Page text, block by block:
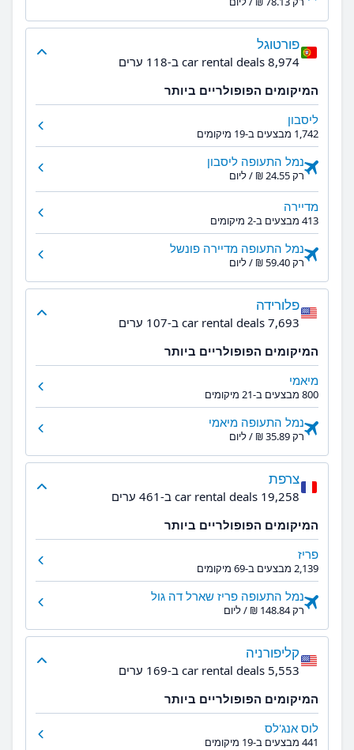
פורטוגל
8,974 car rental deals ב-118 ערים
המיקומים הפופולריים ביותר
ליסבון
1,742 מבצעים ב-19 מיקומים
נמל התעופה ליסבון
רק ‏24.55 ‏₪ / ליום
מדיירה
413 מבצעים ב-2 מיקומים
נמל התעופה מדיירה פונשל
רק ‏59.40 ‏₪ / ליום
פלורידה
7,693 car rental deals ב-107 ערים
המיקומים הפופולריים ביותר
מיאמי
800 מבצעים ב-21 מיקומים
נמל התעופה מיאמי
רק ‏35.89 ‏₪ / ליום
צרפת
19,258 car rental deals ב-461 ערים
המיקומים הפופולריים ביותר
פריז
2,139 מבצעים ב-69 מיקומים
נמל התעופה פריז שארל דה גול
רק ‏148.84 ‏₪ / ליום
קליפורניה
5,553 car rental deals ב-169 ערים
המיקומים הפופולריים ביותר
לוס אנג'לס
441 מבצעים ב-19 מיקומים